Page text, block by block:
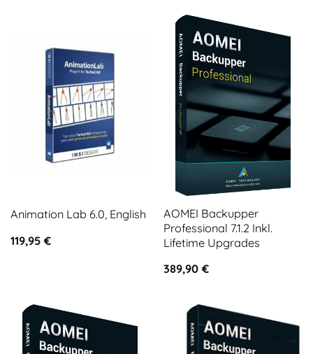
Animation Lab 6.0, English
119,95 €
AOMEI Backupper
Professional 7.1.2 Inkl.
Lifetime Upgrades
389,90 €